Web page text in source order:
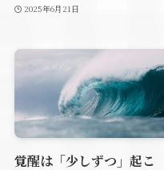
2025年6月21日
覚醒は「少しずつ」起こ